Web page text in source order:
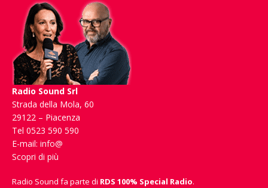
Radio Sound Srl
Strada della Mola, 60
29122 – Piacenza
Tel 0523 590 590
E-mail: info@
Scopri di più
Radio Sound fa parte di RDS 100% Special Radio.